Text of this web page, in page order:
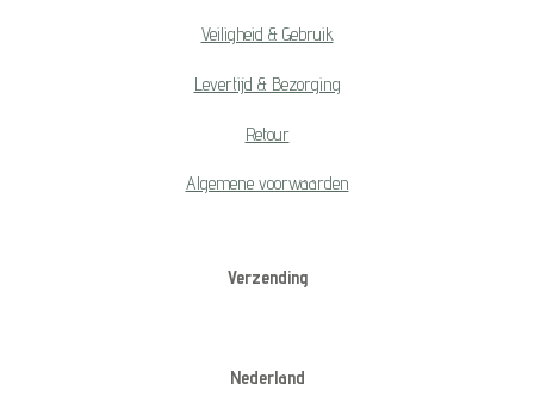
Veiligheid & Gebruik
Levertijd & Bezorging
Retour
Algemene voorwaarden
Verzending
Nederland